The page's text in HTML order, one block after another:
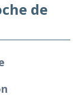
de